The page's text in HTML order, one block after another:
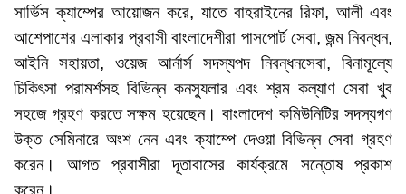
সার্ভিস ক্যাম্পের আয়োজন করে, যাতে বাহরাইনের রিফা, আলী এবং
আশেপাশের এলাকার প্রবাসী বাংলাদেশীরা পাসপোর্ট সেবা, জন্ম নিবন্ধন,
আইনি সহায়তা, ওয়েজ আর্নার্স সদস্যপদ নিবন্ধনসেবা, বিনামূল্যে
চিকিৎসা পরামর্শসহ বিভিন্ন কনস্যুলার এবং শ্রম কল্যাণ সেবা খুব
সহজে গ্রহণ করতে সক্ষম হয়েছেন। বাংলাদেশ কমিউনিটির সদস্যগণ
উক্ত সেমিনারে অংশ নেন এবং ক্যাম্পে দেওয়া বিভিন্ন সেবা গ্রহণ
করেন। আগত প্রবাসীরা দূতাবাসের কার্যক্রমে সন্তোষ প্রকাশ
করেন।